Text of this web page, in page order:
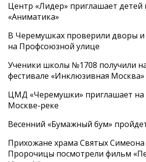
Центр «Лидер» приглашает детей
«Аниматика»
В Черемушках проверили дворы и
на Профсоюзной улице
Ученики школы №1708 получили
фестивале «Инклюзивная Москва»
ЦМД «Черемушки» приглашает на
Москве-реке
Весенний «Бумажный бум»
Прихожане храма Святых
Пророчицы посмотрели фильм